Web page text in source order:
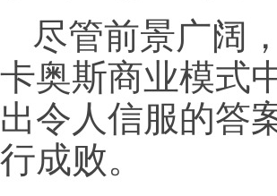
尽管前景广阔
卡奥斯商业模式
出令人信服的答
行成败。